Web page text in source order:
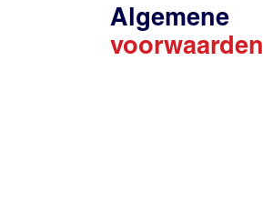
Algemene
voorwaarden